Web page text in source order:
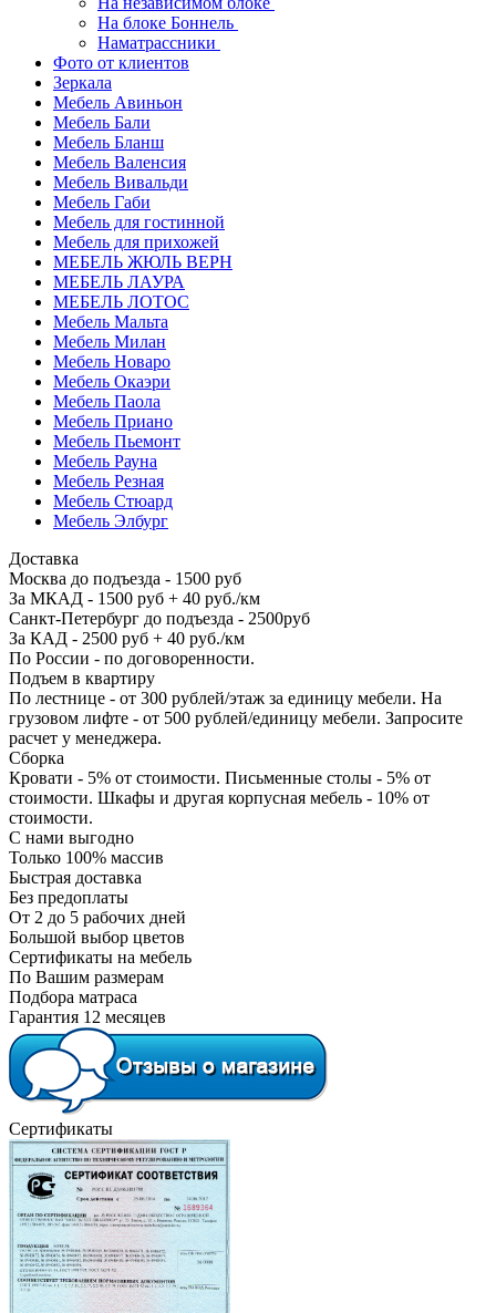
На блоке Боннель
Наматрассники
Фото от клиентов
Зеркала
Мебель Авиньон
Мебель Бали
Мебель Бланш
Мебель Валенсия
Мебель Вивальди
Мебель Габи
Мебель для гостинной
Мебель для прихожей
МЕБЕЛЬ ЖЮЛЬ ВЕРН
МЕБЕЛЬ ЛАУРА
МЕБЕЛЬ ЛОТОС
Мебель Мальта
Мебель Милан
Мебель Новаро
Мебель Окаэри
Мебель Паола
Мебель Приано
Мебель Пьемонт
Мебель Рауна
Мебель Резная
Мебель Стюард
Мебель Элбург
Доставка
Москва до подъезда - 1500 руб
За МКАД - 1500 руб + 40 руб./км
Санкт-Петербург до подъезда - 2500руб
За КАД - 2500 руб + 40 руб./км
По России - по договоренности.
Подъем в квартиру
По лестнице - от 300 рублей/этаж за единицу мебели. На
грузовом лифте - от 500 рублей/единицу мебели. Запросите
расчет у менеджера.
Сборка
Кровати - 5% от стоимости. Письменные столы - 5% от
стоимости. Шкафы и другая корпусная мебель - 10% от
стоимости.
С нами выгодно
Только 100% массив
Быстрая доставка
Без предоплаты
От 2 до 5 рабочих дней
Большой выбор цветов
Сертификаты на мебель
По Вашим размерам
Подбора матраса
Гарантия 12 месяцев
Сертификаты